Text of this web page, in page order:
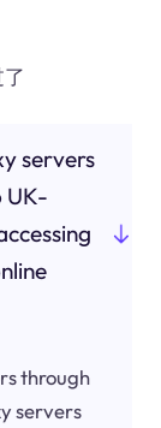
servers
UK-
through
servers